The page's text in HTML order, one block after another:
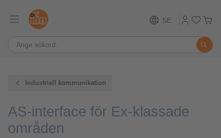
SE
Industriell kommunikation
AS-interface för Ex-klassade
områden